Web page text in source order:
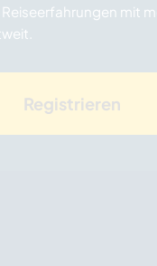
mit
Registrieren